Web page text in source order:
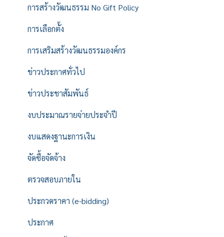
การสร้างวัฒนธรรม No Gift Policy
การเลือกตั้ง
การเสริมสร้างวัฒนธรรมองค์กร
ข่าวประกาศทั่วไป
ข่าวประชาสัมพันธ์
งบประมาณรายจ่ายประจำปี
งบแสดงฐานะการเงิน
จัดซื้อจัดจ้าง
ตรวจสอบภายใน
ประกวดราคา (e-bidding)
ประกาศ